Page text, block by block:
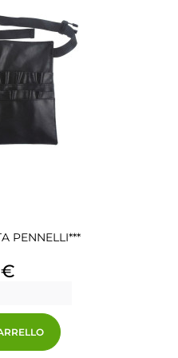
PENNELLI***